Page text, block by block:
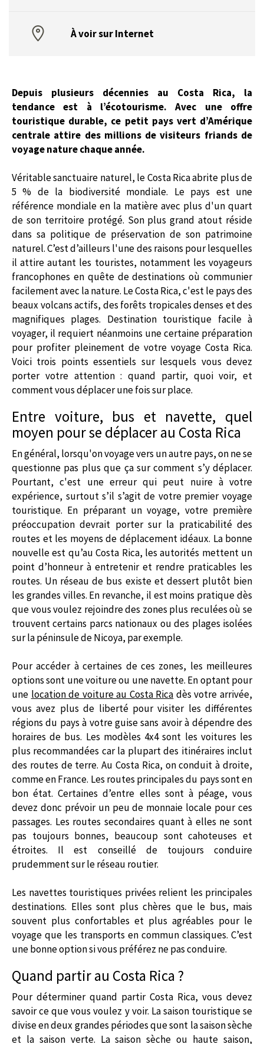
À voir sur Internet
Depuis plusieurs décennies au Costa Rica, la
tendance est à l’écotourisme. Avec une offre
touristique durable, ce petit pays vert d’Amérique
centrale attire des millions de visiteurs friands de
voyage nature chaque année.
Véritable sanctuaire naturel, le Costa Rica abrite plus de
5 % de la biodiversité mondiale. Le pays est une
référence mondiale en la matière avec plus d'un quart
de son territoire protégé. Son plus grand atout réside
dans sa politique de préservation de son patrimoine
naturel. C’est d’ailleurs l'une des raisons pour lesquelles
il attire autant les touristes, notamment les voyageurs
francophones en quête de destinations où communier
facilement avec la nature. Le Costa Rica, c'est le pays des
beaux volcans actifs, des forêts tropicales denses et des
magnifiques plages. Destination touristique facile à
voyager, il requiert néanmoins une certaine préparation
pour profiter pleinement de votre voyage Costa Rica.
Voici trois points essentiels sur lesquels vous devez
porter votre attention : quand partir, quoi voir, et
comment vous déplacer une fois sur place.
Entre voiture, bus et navette, quel
moyen pour se déplacer au Costa Rica
En général, lorsqu'on voyage vers un autre pays, on ne se
questionne pas plus que ça sur comment s’y déplacer.
Pourtant, c'est une erreur qui peut nuire à votre
expérience, surtout s’il s’agit de votre premier voyage
touristique. En préparant un voyage, votre première
préoccupation devrait porter sur la praticabilité des
routes et les moyens de déplacement idéaux. La bonne
nouvelle est qu’au Costa Rica, les autorités mettent un
point d’honneur à entretenir et rendre praticables les
routes. Un réseau de bus existe et dessert plutôt bien
les grandes villes. En revanche, il est moins pratique dès
que vous voulez rejoindre des zones plus reculées où se
trouvent certains parcs nationaux ou des plages isolées
sur la péninsule de Nicoya, par exemple.
Pour accéder à certaines de ces zones, les meilleures
options sont une voiture ou une navette. En optant pour
une location de voiture au Costa Rica dès votre arrivée,
vous avez plus de liberté pour visiter les différentes
régions du pays à votre guise sans avoir à dépendre des
horaires de bus. Les modèles 4x4 sont les voitures les
plus recommandées car la plupart des itinéraires inclut
des routes de terre. Au Costa Rica, on conduit à droite,
comme en France. Les routes principales du pays sont en
bon état. Certaines d’entre elles sont à péage, vous
devez donc prévoir un peu de monnaie locale pour ces
passages. Les routes secondaires quant à elles ne sont
pas toujours bonnes, beaucoup sont cahoteuses et
étroites. Il est conseillé de toujours conduire
prudemment sur le réseau routier.
Les navettes touristiques privées relient les principales
destinations. Elles sont plus chères que le bus, mais
souvent plus confortables et plus agréables pour le
voyage que les transports en commun classiques. C’est
une bonne option si vous préférez ne pas conduire.
Quand partir au Costa Rica ?
Pour déterminer quand partir Costa Rica, vous devez
savoir ce que vous voulez y voir. La saison touristique se
divise en deux grandes périodes que sont la saison sèche
et la saison verte. La saison sèche ou haute saison,